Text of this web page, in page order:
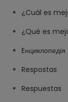
¿Cuál es
¿Qué es
Eнциклопедія
Respostas
Respuestas